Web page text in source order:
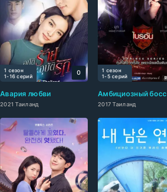
Авария любви
2021 Таиланд
1 сезон
1-16 cерий
0
Амбициозный босс
2017 Таиланд
1 сезон
1-5 cерий